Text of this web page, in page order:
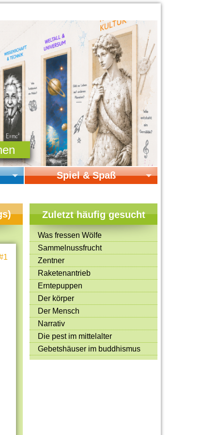
Spiel & Spaß
Online-Spiele
Mitmachen & Kreatives
Bücher & Filme
Quiz-Spiele
Spiele & Ideen
Jugendreporter
Rezeptideen
Game-Tests
Reisen, Events & Sport
E-Cards
Zuletzt häufig gesucht
Was fressen Wölfe
Sammelnussfrucht
Zentner
Raketenantrieb
Erntepuppen
Der körper
Der Mensch
Narrativ
Die pest im mittelalter
Gebetshäuser im buddhismus